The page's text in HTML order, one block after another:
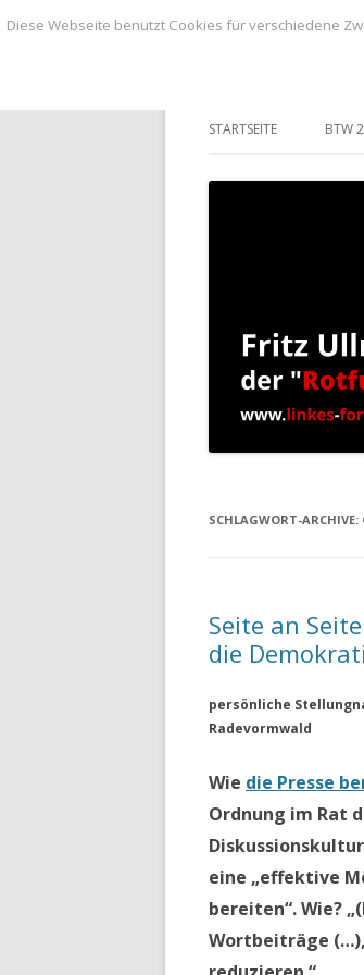
BLOG von Fritz
STARTSEITE BTW
SCHLAGWORT-ARCHIVE:
Seite an
die
persönliche
Radevormwald
Wie die Presse
Ordnung im Rat
eine „effektive
bereiten“. Wie?
Wortbeiträge
Diese Webseite benutzt Cookies für verschiedene